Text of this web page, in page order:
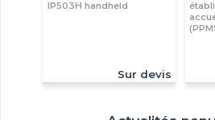
IP503H handheld
Sur devis